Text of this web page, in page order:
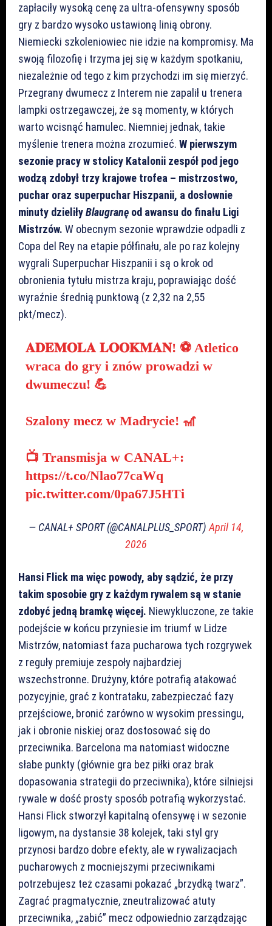
zapłaciły wysoką cenę za ultra-ofensywny sposób
gry z bardzo wysoko ustawioną linią obrony.
Niemiecki szkoleniowiec nie idzie na kompromisy. Ma
swoją filozofię i trzyma jej się w każdym spotkaniu,
niezależnie od tego z kim przychodzi im się mierzyć.
Przegrany dwumecz z Interem nie zapalił u trenera
lampki ostrzegawczej, że są momenty, w których
warto wcisnąć hamulec. Niemniej jednak, takie
myślenie trenera można zrozumieć. W pierwszym
sezonie pracy w stolicy Katalonii zespół pod jego
wodzą zdobył trzy krajowe trofea – mistrzostwo,
puchar oraz superpuchar Hiszpanii, a dosłownie
minuty dzieliłyBlaugranę od awansu do finału Ligi
Mistrzów. W obecnym sezonie wprawdzie odpadli z
Copa del Rey na etapie półfinału, ale po raz kolejny
wygrali Superpuchar Hiszpanii i są o krok od
obronienia tytułu mistrza kraju, poprawiając dość
wyraźnie średnią punktową (z 2,32 na 2,55
pkt/mecz).
𝐀𝐃𝐄𝐌𝐎𝐋𝐀 𝐋𝐎𝐎𝐊𝐌𝐀𝐍! ⚽ Atletico
wraca do gry i znów prowadzi w
dwumeczu! 💪
Szalony mecz w Madrycie! 🎢
📺 Transmisja w CANAL+:
https://t.co/Nlao77caWq
pic.twitter.com/0pa67J5HTi
— CANAL+ SPORT (@CANALPLUS_SPORT) April 14,
2026
Hansi Flick ma więc powody, aby sądzić, że przy
takim sposobie gry z każdym rywalem są w stanie
zdobyć jedną bramkę więcej. Niewykluczone, ze takie
podejście w końcu przyniesie im triumf w Lidze
Mistrzów, natomiast faza pucharowa tych rozgrywek
z reguły premiuje zespoły najbardziej
wszechstronne. Drużyny, które potrafią atakować
pozycyjnie, grać z kontrataku, zabezpieczać fazy
przejściowe, bronić zarówno w wysokim pressingu,
jak i obronie niskiej oraz dostosować się do
przeciwnika. Barcelona ma natomiast widoczne
słabe punkty (głównie gra bez piłki oraz brak
dopasowania strategii do przeciwnika), które silniejsi
rywale w dość prosty sposób potrafią wykorzystać.
Hansi Flick stworzył kapitalną ofensywę i w sezonie
ligowym, na dystansie 38 kolejek, taki styl gry
przynosi bardzo dobre efekty, ale w rywalizacjach
pucharowych z mocniejszymi przeciwnikami
potrzebujesz też czasami pokazać „brzydką twarz”.
Zagrać pragmatycznie, zneutralizować atuty
przeciwnika, „zabić” mecz odpowiednio zarządzając